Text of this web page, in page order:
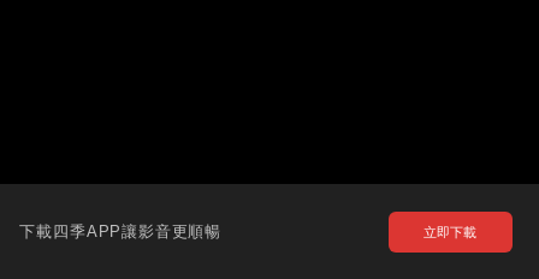
下載四季APP讓影音更順暢 立即下載